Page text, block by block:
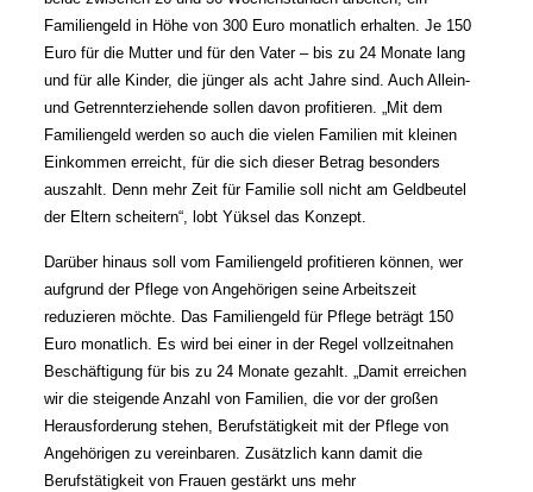
Familiengeld in Höhe von 300 Euro monatlich erhalten. Je 150
Euro für die Mutter und für den Vater – bis zu 24 Monate lang
und für alle Kinder, die jünger als acht Jahre sind. Auch Allein-
und Getrennterziehende sollen davon profitieren. „Mit dem
Familiengeld werden so auch die vielen Familien mit kleinen
Einkommen erreicht, für die sich dieser Betrag besonders
auszahlt. Denn mehr Zeit für Familie soll nicht am Geldbeutel
der Eltern scheitern“, lobt Yüksel das Konzept.
Darüber hinaus soll vom Familiengeld profitieren können, wer
aufgrund der Pflege von Angehörigen seine Arbeitszeit
reduzieren möchte. Das Familiengeld für Pflege beträgt 150
Euro monatlich. Es wird bei einer in der Regel vollzeitnahen
Beschäftigung für bis zu 24 Monate gezahlt. „Damit erreichen
wir die steigende Anzahl von Familien, die vor der großen
Herausforderung stehen, Berufstätigkeit mit der Pflege von
Angehörigen zu vereinbaren. Zusätzlich kann damit die
Berufstätigkeit von Frauen gestärkt uns mehr